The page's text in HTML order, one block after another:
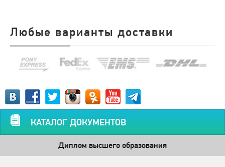
Любые варианты доставки
КАТАЛОГ ДОКУМЕНТОВ
Диплом высшего образования